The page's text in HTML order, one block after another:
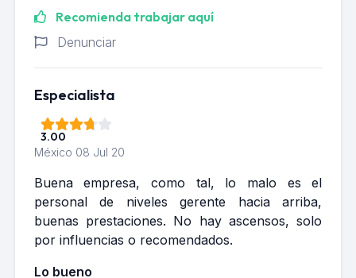
Recomienda trabajar aquí
Denunciar
Especialista
3.00
México 08 Jul 20
Buena empresa, como tal, lo malo es el
personal de niveles gerente hacia arriba,
buenas prestaciones. No hay ascensos, solo
por influencias o recomendados.
Lo bueno